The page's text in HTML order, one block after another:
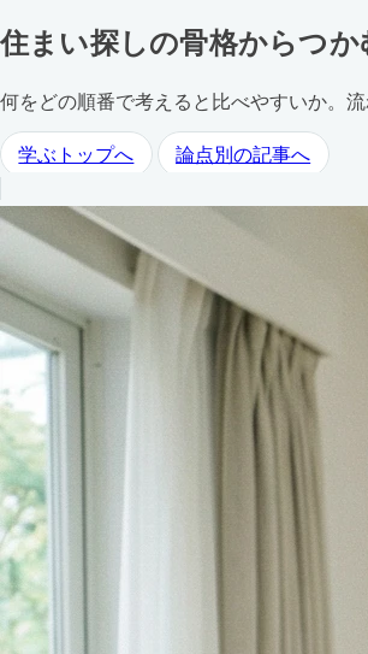
住まい探しの骨格からつか
何をどの順番で考えると比べやすいか。
学ぶトップへ 論点別の記事へ